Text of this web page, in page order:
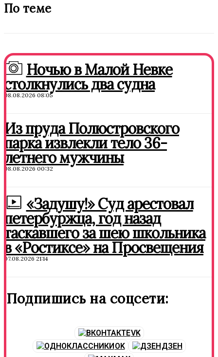
По теме
Ночью в Малой Невке
столкнулись два судна
08.08.2026 08:05
Из пруда Полюстровского
парка извлекли тело 36-
летнего мужчины
08.08.2026 00:32
«Задушу!» Суд арестовал
петербуржца, год назад
таскавшего за шею школьника
в «Ростиксе» на Просвещения
07.08.2026 21:14
Подпишись на соцсети:
VK
OK
ДЗЕН